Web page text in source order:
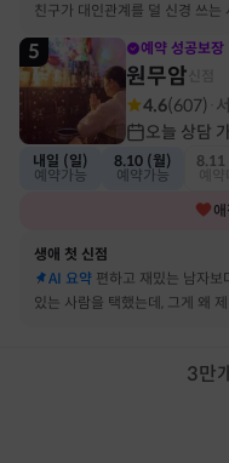
친구가 대인관계를 덜 신경 쓰는
뀔 거란 말까지 그대로 현실이 됐
5 예약 성공보장
원무암
4.6(607)
오늘 상담
내일 (일)
예약가능
8.10 (월)
예약가능
8.11
생애 첫 신점
AI 요약 편하고 재밌는 남자보
있는 사람을 택했는데, 그게 왜 제
3만